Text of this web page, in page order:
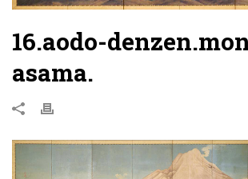
16.aodo-
asama.